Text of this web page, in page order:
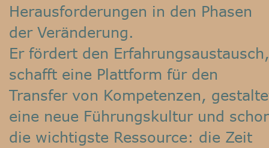
Herausforderungen in den Phasen
der Veränderung.
Er fördert den
schafft eine Plattform für den
Transfer von Kompetenzen,
eine neue Führungskultur und
die wichtigste Ressource: die Zeit